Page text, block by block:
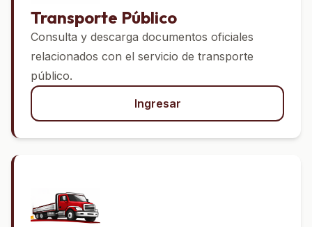
Transporte Público
Consulta y descarga documentos oficiales
relacionados con el servicio de transporte
público.
Ingresar